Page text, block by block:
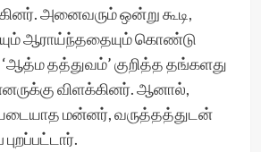
அனைவரும் ஒன்று கூடி,
ஆராய்ந்ததையும் கொண்டு
‘ஆத்ம தத்துவம்’ குறித்த தங்களது
விளக்கினர். ஆனால்,
மன்னர், வருத்தத்துடன்